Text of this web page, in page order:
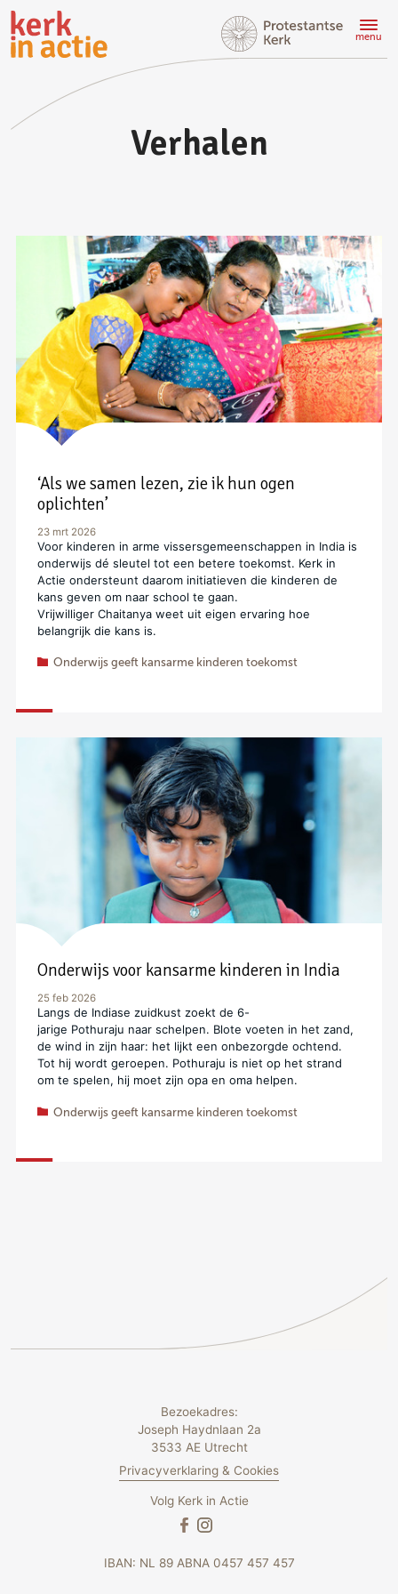
Doorgaan
naar
hoofdinhoud
menu
Verhalen
‘Als we samen lezen, zie ik hun ogen
oplichten’
23 mrt 2026
Voor kinderen in arme vissersgemeenschappen in India is
onderwijs dé sleutel tot een betere toekomst. Kerk in
Actie ondersteunt daarom initiatieven die kinderen de
kans geven om naar school te gaan.
Vrijwilliger Chaitanya weet uit eigen ervaring hoe
belangrijk die kans is.
Onderwijs geeft kansarme kinderen toekomst
Onderwijs voor kansarme kinderen in India
25 feb 2026
Langs de Indiase zuidkust zoekt de 6-
jarige Pothuraju naar schelpen. Blote voeten in het zand,
de wind in zijn haar: het lijkt een onbezorgde ochtend.
Tot hij wordt geroepen. Pothuraju is niet op het strand
om te spelen, hij moet zijn opa en oma helpen.
Onderwijs geeft kansarme kinderen toekomst
Bezoekadres:
Joseph Haydnlaan 2a
3533 AE Utrecht
Privacyverklaring & Cookies
Volg Kerk in Actie
IBAN: NL 89 ABNA 0457 457 457